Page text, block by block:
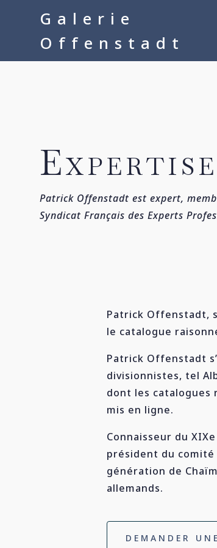
Galerie
Offenstadt
Expertise
Patrick Offenstadt est expert,
Syndicat Français des Experts
Patrick Offenstadt,
le catalogue
Patrick Offenstadt
divisionnistes, tel
dont les catalogues
mis en ligne.
Connaisseur du
président du
génération de
allemands.
DEMANDER